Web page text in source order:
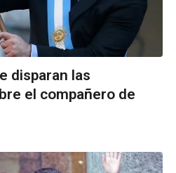
disparan las
el compañero de